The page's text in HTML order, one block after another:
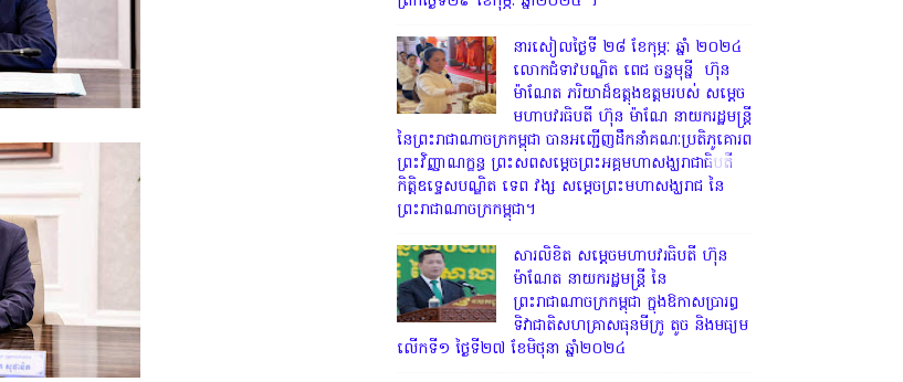
នារសៀលថ្ងៃទី ២៨ ខែកុម្ភៈ ឆ្នាំ ២០២៤
លោកជំទាវបណ្ឌិត ពេជ ចន្ទមុន្នី ហ៊ុន
ម៉ាណែត ភរិយាដ៏ឧត្តុងឧត្តមរបស់ សម្តេច
មហាបវរធិបតី ហ៊ុន ម៉ាណែ នាយករដ្ឋមន្រ្តី
នៃព្រះរាជាណាចក្រកម្ពុជា បានអញ្ជើញដឹកនាំគណៈប្រតិភូគោរព
ព្រះវិញ្ញាណក្ខន្ធ ព្រះសពសម្តេចព្រះអគ្គមហាសង្ឃរាជាធិបតី
កិត្តិឧទ្ទេសបណ្ឌិត ទេព វង្ស សម្តេចព្រះមហាសង្ឃរាជ នៃ
ព្រះរាជាណាចក្រកម្ពុជា។
សារលិខិត សម្តេចមហាបវរធិបតី ហ៊ុន
ម៉ាណែត នាយករដ្ឋមន្ត្រី នៃ
ព្រះរាជាណាចក្រកម្ពុជា ក្នុងឱកាសប្រារព្ធ
ទិវាជាតិសហគ្រាសធុនមីក្រូ តូច និងមធ្យម
លើកទី១ ថ្ងៃទី២៧ ខែមិថុនា ឆ្នាំ២០២៤